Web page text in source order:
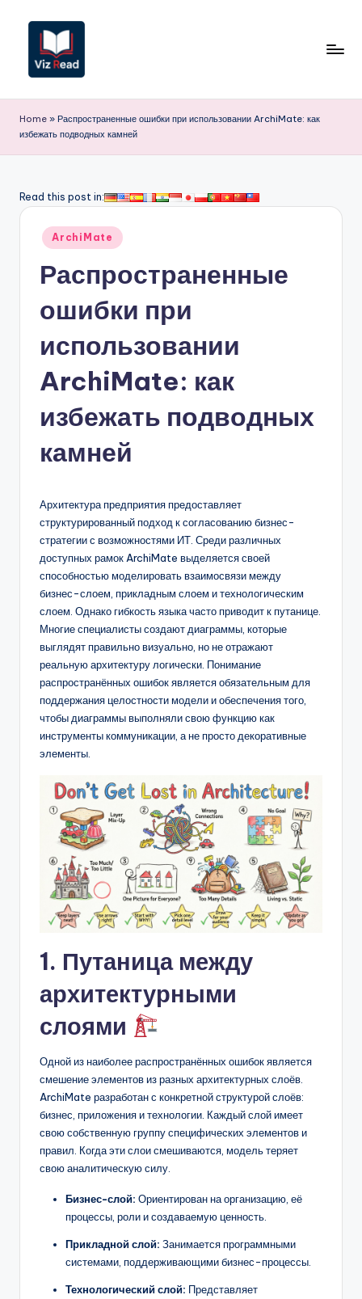
Перейти
содержимому
iz
R
a
o
w
&
D
Home » Распространенные ошибки при использовании ArchiMate: как
избежать подводных камней
Read this post in:
Опубликовано
ArchiMate
Распространенные
ошибки при
использовании
ArchiMate: как
избежать подводных
камней
Архитектура предприятия предоставляет
структурированный подход к согласованию бизнес-
стратегии с возможностями ИТ. Среди различных
доступных рамок ArchiMate выделяется своей
способностью моделировать взаимосвязи между
бизнес-слоем, прикладным слоем и технологическим
слоем. Однако гибкость языка часто приводит к путанице.
Многие специалисты создают диаграммы, которые
выглядят правильно визуально, но не отражают
реальную архитектуру логически. Понимание
распространённых ошибок является обязательным для
поддержания целостности модели и обеспечения того,
чтобы диаграммы выполняли свою функцию как
инструменты коммуникации, а не просто декоративные
элементы.
1. Путаница между
архитектурными
слоями
Одной из наиболее распространённых ошибок является
смешение элементов из разных архитектурных слоёв.
ArchiMate разработан с конкретной структурой слоёв:
бизнес, приложения и технологии. Каждый слой имеет
свою собственную группу специфических элементов и
правил. Когда эти слои смешиваются, модель теряет
свою аналитическую силу.
Бизнес-слой: Ориентирован на организацию, её
процессы, роли и создаваемую ценность.
Прикладной слой: Занимается программными
системами, поддерживающими бизнес-процессы.
Технологический слой: Представляет